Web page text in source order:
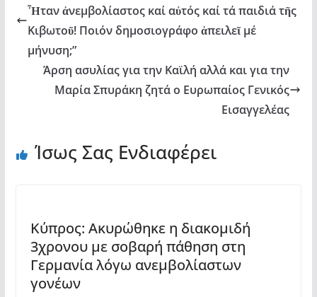
Ἦταν ἀνεμβολίαστος καί αὐτός καί τά παιδιά τῆς
Κιβωτοῦ! Ποιόν δημοσιογράφο ἀπειλεῖ μέ
μήνυση;”
Άρση ασυλίας για την Καϊλή αλλά και για την
Μαρία Σπυράκη ζητά ο Ευρωπαίος Γενικός
Εισαγγελέας
Ίσως Σας Ενδιαφέρει
Κύπρος: Ακυρώθηκε η διακομιδή
3χρονου με σοβαρή πάθηση στη
Γερμανία λόγω ανεμβολίαστων
γονέων